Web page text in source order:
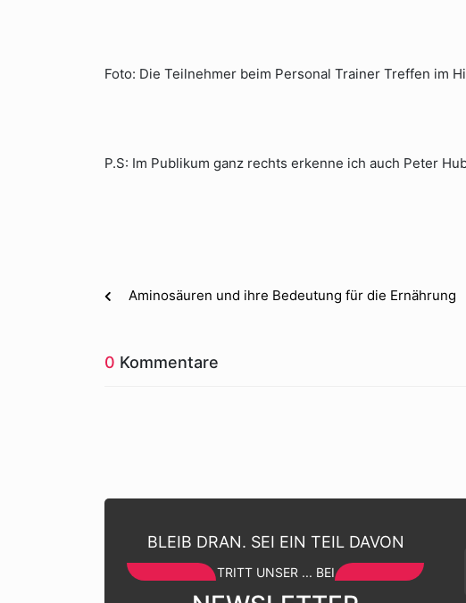
Foto: Die Teilnehmer beim Personal Trainer Treffen im
P.S: Im Publikum ganz rechts erkenne ich auch Peter
Aminosäuren und ihre Bedeutung für die Ernährung
0 Kommentare
BLEIB DRAN. SEI EIN TEIL DAVON
TRITT UNSER ... BEI